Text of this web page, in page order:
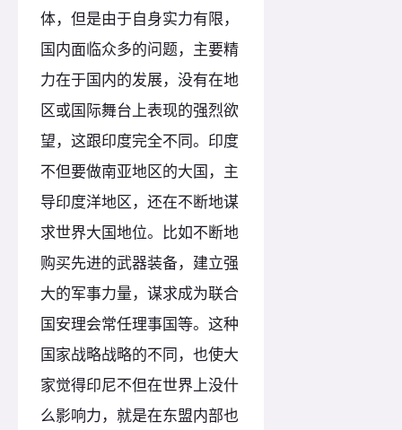
体，但是由于自身实力有限，
国内面临众多的问题，主要精
力在于国内的发展，没有在地
区或国际舞台上表现的强烈欲
望，这跟印度完全不同。印度
不但要做南亚地区的大国，主
导印度洋地区，还在不断地谋
求世界大国地位。比如不断地
购买先进的武器装备，建立强
大的军事力量，谋求成为联合
国安理会常任理事国等。这种
国家战略战略的不同，也使大
家觉得印尼不但在世界上没什
么影响力，就是在东盟内部也